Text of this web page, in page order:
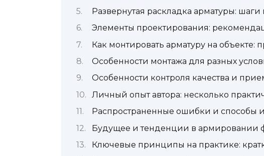
Развернутая раскладка арматуры:
Элементы проектирования:
Как монтировать арматуру на объекте:
Особенности монтажа для разных
Особенности контроля качества и
Личный опыт автора: несколько
Распространенные ошибки и способы
Будущее и тенденции в армировании
Ключевые принципы на практике: